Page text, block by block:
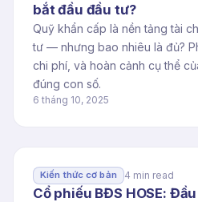
bắt đầu đầu tư?
Quỹ khẩn cấp là nền tảng tài
tư — nhưng bao nhiêu là đủ?
chi phí, và hoàn cảnh cụ thể
đúng con số.
6 tháng 10, 2025
Kiến thức cơ bản 4 min read
Cổ phiếu BĐS HOSE: